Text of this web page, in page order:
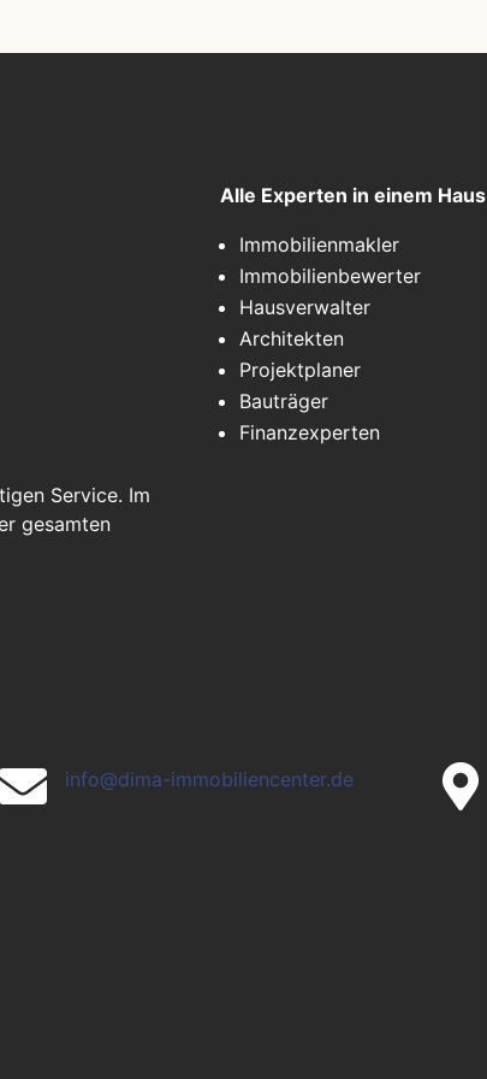
Service. Im
gesamten
Alle Experten in einem Haus
Immobilienmakler
Immobilienbewerter
Hausverwalter
Architekten
Projektplaner
Bauträger
Finanzexperten
 info@dima-immobiliencenter.de 